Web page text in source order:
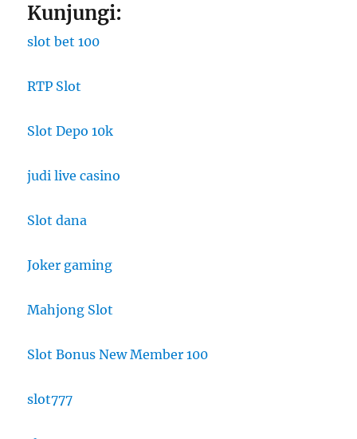
Kunjungi:
slot bet 100
RTP Slot
Slot Depo 10k
judi live casino
Slot dana
Joker gaming
Mahjong Slot
Slot Bonus New Member 100
slot777